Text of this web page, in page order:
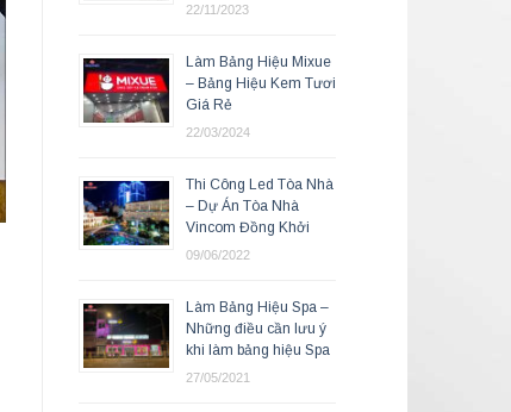
22/11/2023
Làm Bảng Hiệu Mixue
– Bảng Hiệu Kem Tươi
Giá Rẻ
22/03/2024
Thi Công Led Tòa Nhà
– Dự Án Tòa Nhà
Vincom Đồng Khởi
09/06/2022
Làm Bảng Hiệu Spa –
Những điều cần lưu ý
khi làm bảng hiệu Spa
27/05/2021